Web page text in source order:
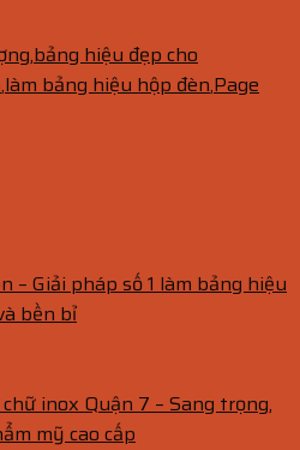
,bảng hiệu đẹp cho
,làm bảng hiệu hộp đèn,Page
– Giải pháp số 1 làm bảng hiệu
bền bỉ
inox Quận 7 – Sang trọng,
mỹ cao cấp